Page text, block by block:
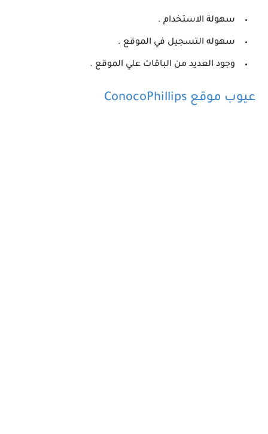
سهولة الاستخدام .
سهوله التسجيل في الموقع .
وجود العديد من الباقات علي الموقع .
عيوب موقع ConocoPhillips